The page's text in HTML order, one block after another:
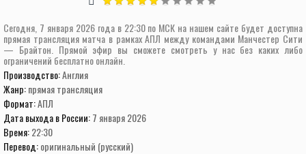
Сегодня, 7 января 2026 года в 22:30 по МСК на нашем сайте будет доступна
прямая трансляция матча в рамках АПЛ между командами Манчестер Сити
— Брайтон. Прямой эфир вы сможете смотреть у нас без каких либо
ограничений бесплатно онлайн.
Производство:Англия
Жанр:прямая трансляция
Формат:АПЛ
Дата выхода в России:7 января 2026
Время:22:30
Перевод:оригинальный (русский)